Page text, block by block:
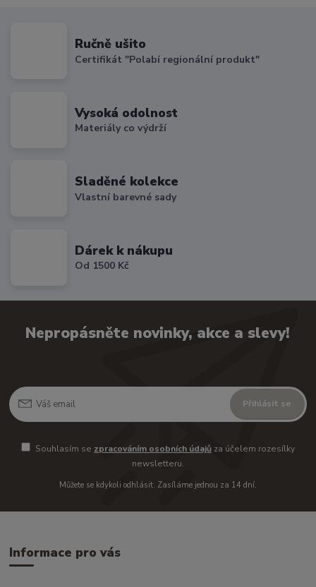
Ručně ušito
Certifikát "Polabí regionální produkt"
Vysoká odolnost
Materiály co výdrží
Sladěné kolekce
Vlastní barevné sady
Dárek k nákupu
Od 1500 Kč
Nepropásněte novinky, akce a slevy!
Přihlásit se
Souhlasím se zpracováním osobních údajůza účelem rozesílky
newsletteru.
Můžete se kdykoli odhlásit. Zasíláme jednou za 14 dní.
Informace pro vás